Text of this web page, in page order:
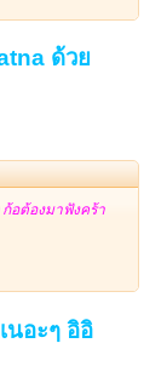
ด้วย
ก้อต้องมาฟังคร้า
นอะๆ อิอิ